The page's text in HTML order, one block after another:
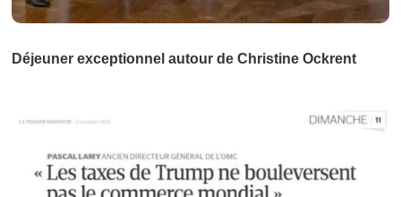
Déjeuner exceptionnel autour de Christine Ockrent